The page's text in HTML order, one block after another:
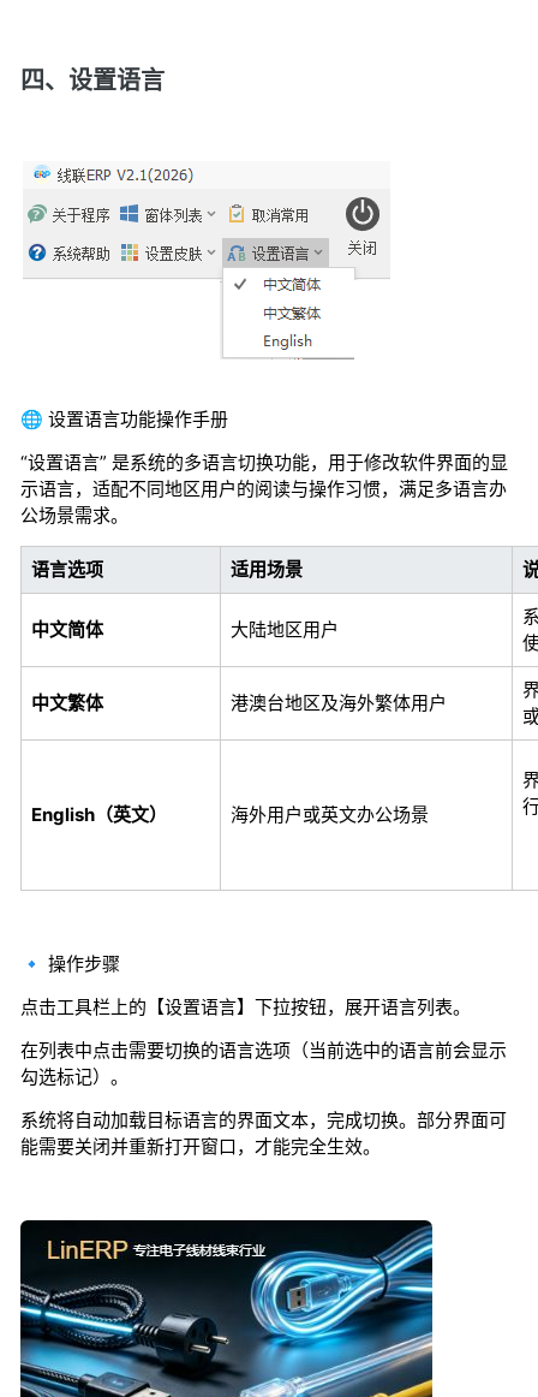
四、设置语言
🌐 设置语言功能操作手册
“设置语言” 是系统的多语言切换功能，用于修改软件界面的显
示语言，适配不同地区用户的阅读与操作习惯，满足多语言办
公场景需求。
语言选项 适用场景
中文简体 大陆地区用户
中文繁体 港澳台地区及海外繁体用户
English（英文） 海外用户或英文办公场景
🔹 操作步骤
点击工具栏上的【设置语言】下拉按钮，展开语言列表。
在列表中点击需要切换的语言选项（当前选中的语言前会显示
勾选标记）。
系统将自动加载目标语言的界面文本，完成切换。部分界面可
能需要关闭并重新打开窗口，才能完全生效。